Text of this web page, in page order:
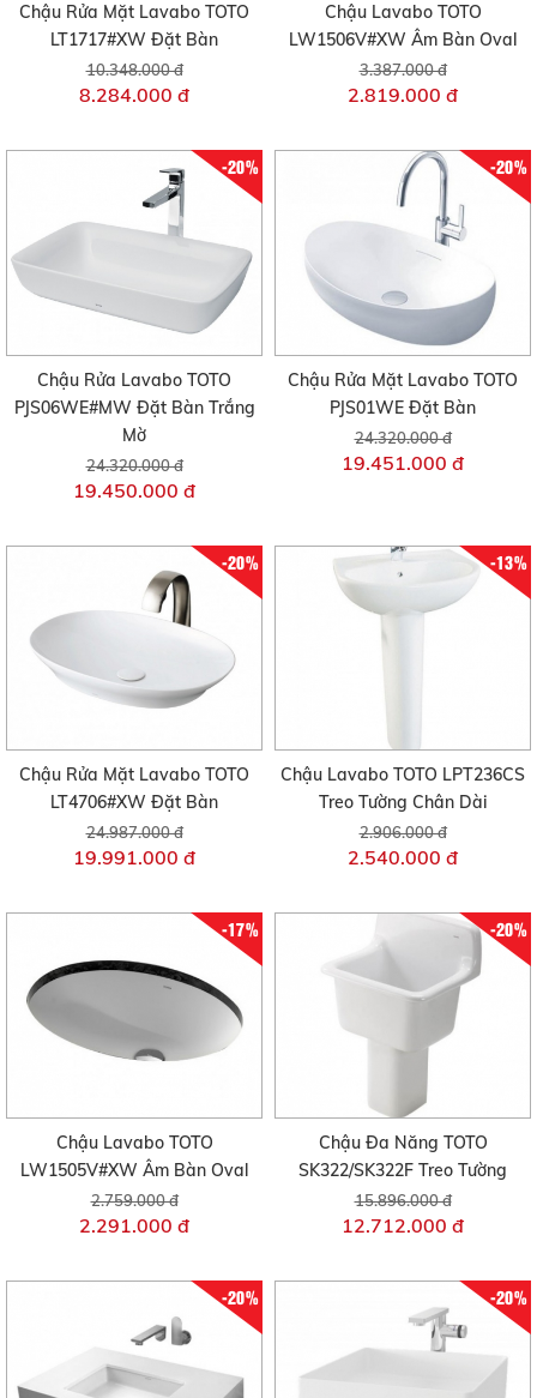
Chậu Rửa Mặt Lavabo TOTO
LT1717#XW Đặt Bàn
10.348.000 đ
8.284.000 đ
Chậu Lavabo TOTO
LW1506V#XW Âm Bàn Oval
3.387.000 đ
2.819.000 đ
-20%
Chậu Rửa Lavabo TOTO
PJS06WE#MW Đặt Bàn Trắng
Mờ
24.320.000 đ
19.450.000 đ
-20%
Chậu Rửa Mặt Lavabo TOTO
PJS01WE Đặt Bàn
24.320.000 đ
19.451.000 đ
-20%
Chậu Rửa Mặt Lavabo TOTO
LT4706#XW Đặt Bàn
24.987.000 đ
19.991.000 đ
-13%
Chậu Lavabo TOTO LPT236CS
Treo Tường Chân Dài
2.906.000 đ
2.540.000 đ
-17%
Chậu Lavabo TOTO
LW1505V#XW Âm Bàn Oval
2.759.000 đ
2.291.000 đ
-20%
Chậu Đa Năng TOTO
SK322/SK322F Treo Tường
15.896.000 đ
12.712.000 đ
-20% -20%